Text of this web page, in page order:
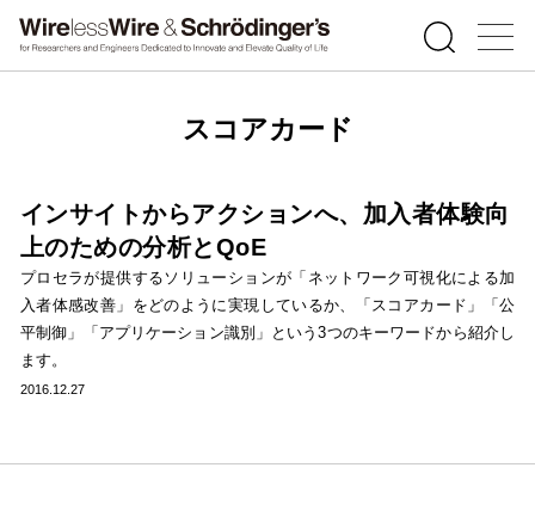
スコアカード
インサイトからアクションへ、加入者体験向
上のための分析とQoE
プロセラが提供するソリューションが「ネットワーク可視化による加
入者体感改善」をどのように実現しているか、「スコアカード」「公
平制御」「アプリケーション識別」という3つのキーワードから紹介し
ます。
2016.12.27